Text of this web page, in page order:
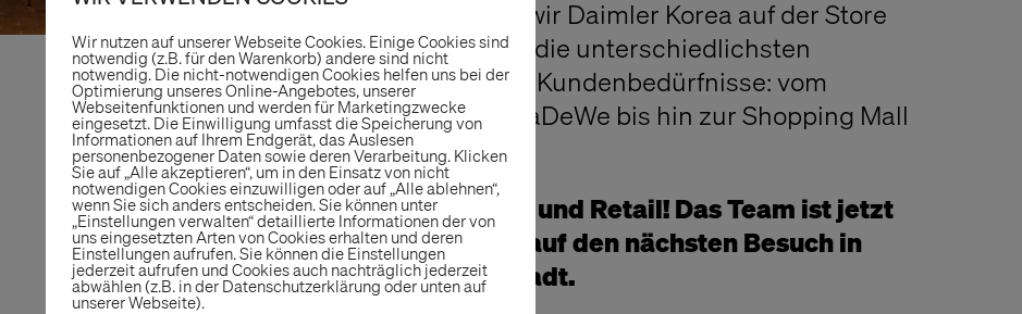
Academy zeigen wir Daimler Korea auf der Store
Tour durch Berlin die unterschiedlichsten
Storeformate und Kundenbedürfnisse: vom
altehrwürdigen KaDeWe bis hin zur Shopping Mall
für Millennials.
Wir lieben Berlin und Retail! Das Team ist jetzt
schon gespannt auf den nächsten Besuch in
unserer Hauptstadt.
Wir nutzen auf unserer Webseite Cookies. Einige Cookies sind
notwendig (z.B. für den Warenkorb) andere sind nicht
notwendig. Die nicht-notwendigen Cookies helfen uns bei der
Optimierung unseres Online-Angebotes, unserer
Webseitenfunktionen und werden für Marketingzwecke
eingesetzt. Die Einwilligung umfasst die Speicherung von
Informationen auf Ihrem Endgerät, das Auslesen
personenbezogener Daten sowie deren Verarbeitung. Klicken
Sie auf „Alle akzeptieren“, um in den Einsatz von nicht
notwendigen Cookies einzuwilligen oder auf „Alle ablehnen“,
wenn Sie sich anders entscheiden. Sie können unter
„Einstellungen verwalten“ detaillierte Informationen der von
uns eingesetzten Arten von Cookies erhalten und deren
Einstellungen aufrufen. Sie können die Einstellungen
jederzeit aufrufen und Cookies auch nachträglich jederzeit
abwählen (z.B. in der Datenschutzerklärung oder unten auf
unserer Webseite).